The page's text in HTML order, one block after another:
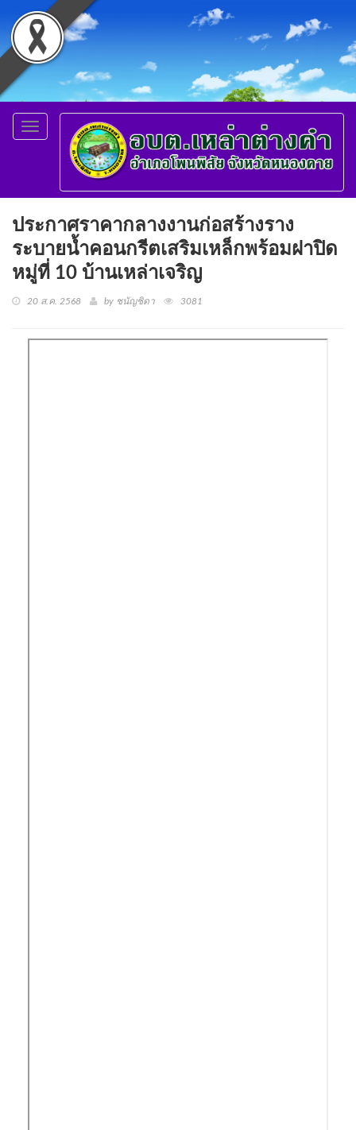
Toggle
navigation
ประกาศราคากลางงานก่อสร้างราง
ระบายน้ำคอนกรีตเสริมเหล็กพร้อมฝาปิด
หมู่ที่ 10 บ้านเหล่าเจริญ
20 ส.ค. 2568 by ชนัญชิดา 3081